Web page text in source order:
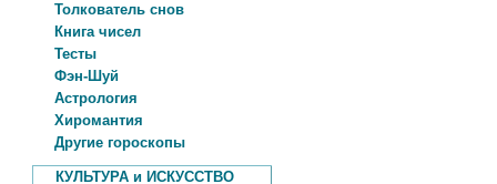
Толкователь снов
Книга чисел
Тесты
Фэн-Шуй
Астрология
Хиромантия
Другие гороскопы
КУЛЬТУРА и ИСКУССТВО